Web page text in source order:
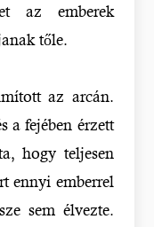
az emberek
tőle.
az arcán.
a fejében érzett
hogy teljesen
ennyi emberrel
sem élvezte.